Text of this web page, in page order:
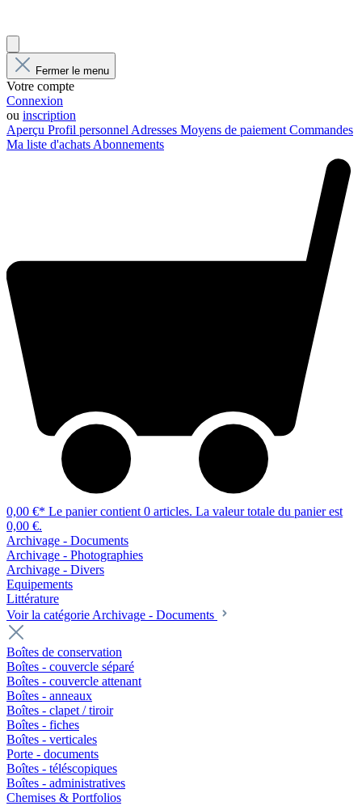
Fermer le menu
Votre compte
Connexion
ou inscription
Aperçu Profil personnel Adresses Moyens de paiement Commandes
Ma liste d'achats Abonnements
0,00 €* Le panier contient 0 articles. La valeur totale du panier est
0,00 €.
Archivage - Documents
Archivage - Photographies
Archivage - Divers
Equipements
Littérature
Voir la catégorie Archivage - Documents
Boîtes de conservation
Boîtes - couvercle séparé
Boîtes - couvercle attenant
Boîtes - anneaux
Boîtes - clapet / tiroir
Boîtes - fiches
Boîtes - verticales
Porte - documents
Boîtes - téléscopiques
Boîtes - administratives
Chemises & Portfolios